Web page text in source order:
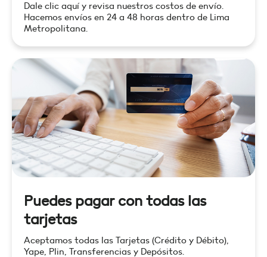
Dale clic aquí y revisa nuestros costos de envío.
Hacemos envíos en 24 a 48 horas dentro de Lima
Metropolitana.
Puedes pagar con todas las
tarjetas
Aceptamos todas las Tarjetas (Crédito y Débito),
Yape, Plin, Transferencias y Depósitos.